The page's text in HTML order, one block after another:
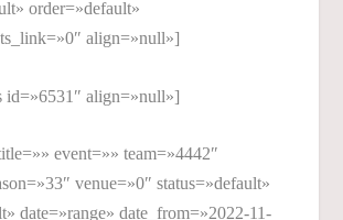
order=»default»
align=»null»]
id=»6531″ align=»null»]
event=»» team=»4442″
venue=»0″ status=»default»
date=»range» date_from=»2022-11-